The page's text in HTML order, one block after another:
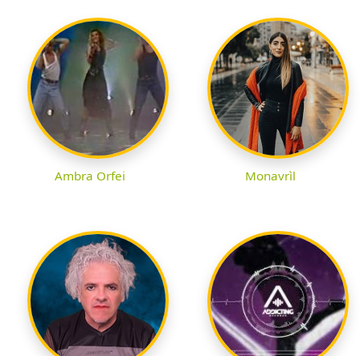
Ambra Orfei Monavrìl